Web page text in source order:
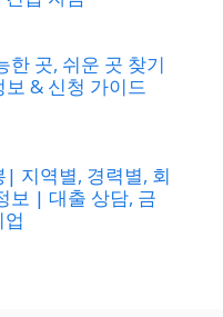
한 곳, 쉬운 곳 찾기
& 신청 가이드
지역별, 경력별, 회
보 | 대출 상담, 금